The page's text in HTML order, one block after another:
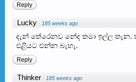
Reply
Lucky · 185 weeks ago
දැන් තේරෙනව නේද තමා ඉල්ල
එළියට එන්න බැහැ.
Reply
Thinker · 185 weeks ago